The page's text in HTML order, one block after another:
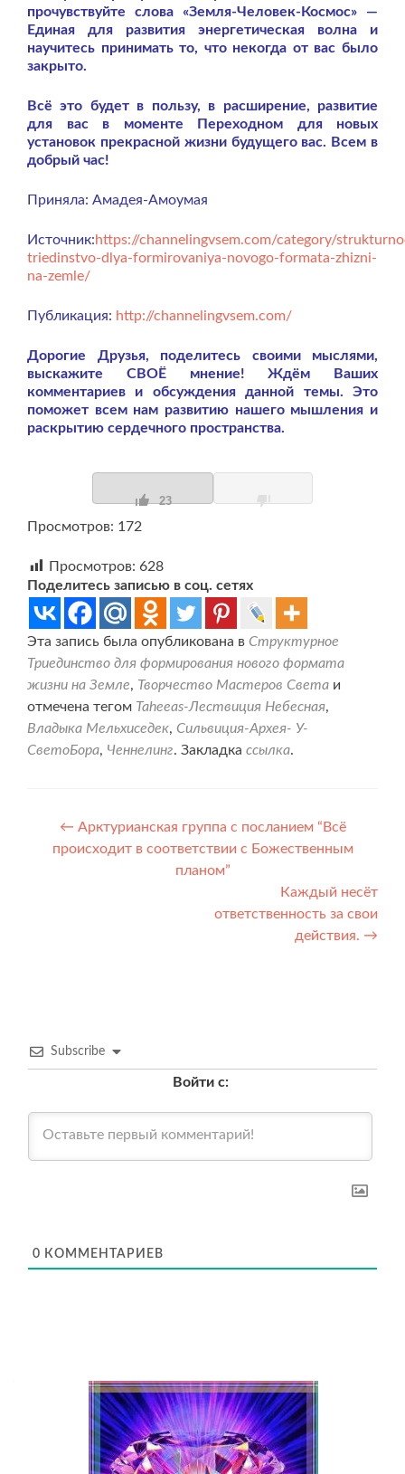
прочувствуйте слова «Земля-Человек-Космос» —
Единая для развития энергетическая волна и
научитесь принимать то, что некогда от вас было
закрыто.
Всё это будет в пользу, в расширение, развитие
для вас в моменте Переходном для новых
установок прекрасной жизни будущего вас. Всем в
добрый час!
Приняла: Амадея-Амоумая
Источник:https://channelingvsem.com/category/
triedinstvo-dlya-formirovaniya-novogo-formata-zhizni-
na-zemle/
Публикация: http://channelingvsem.com/
Дорогие Друзья, поделитесь своими мыслями,
выскажите СВОЁ мнение! Ждём Ваших
комментариев и обсуждения данной темы. Это
поможет всем нам развитию нашего мышления и
раскрытию сердечного пространства.
23
Просмотров: 172
Просмотров: 628
Поделитесь записью в соц. сетях
Эта запись была опубликована в Структурное
Триединство для формирования нового формата
жизни на Земле, Творчество Мастеров Света и
отмечена тегом Taheeas-Лествиция Небесная,
Владыка Мельхиседек, Сильвиция-Архея- У-
СветоБора, Ченнелинг. Закладка ссылка.
Навигация
по
← Арктурианская группа с посланием “Всё
происходит в соответствии с Божественным
планом”
Каждый несёт
ответственность за свои
действия. →
Subscribe
Войти с:
0 КОММЕНТАРИЕВ